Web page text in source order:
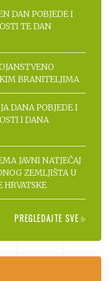
DAN POBJEDE I
TE DAN
BRANITELJIMA
DANA POBJEDE I
I DANA
JAVNI NATJEČAJ
ZEMLJIŠTA U
HRVATSKE
PREGLEDAJTE SVE